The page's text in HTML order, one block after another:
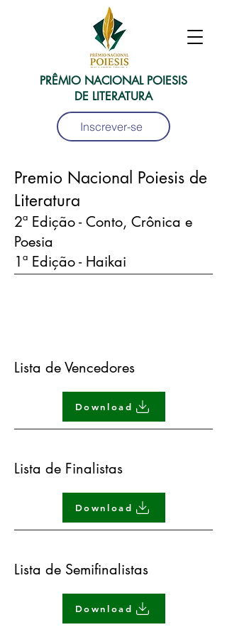
PRÊMIO NACIONAL POIESIS
DE LITERATURA
Inscrever-se
Premio Nacional Poiesis de
Literatura
2ª Edição - Conto, Crônica e
Poesia
1ª Edição - Haikai
Lista de Vencedores
Download
Lista de Finalistas
Download
Lista de Semifinalistas
Download